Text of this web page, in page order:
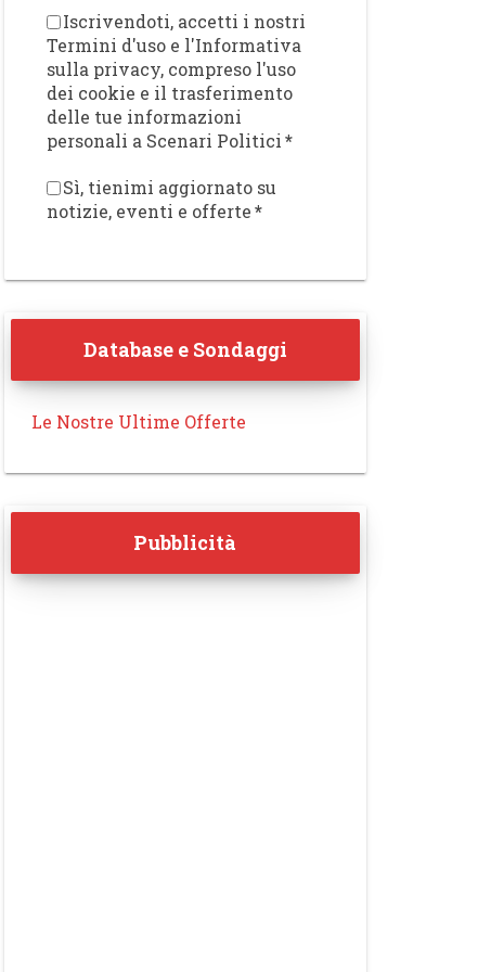
Iscrivendoti, accetti i nostri
Termini d'uso e l'Informativa
sulla privacy, compreso l'uso
dei cookie e il trasferimento
delle tue informazioni
personali a Scenari Politici*
Sì, tienimi aggiornato su
notizie, eventi e offerte*
Database e Sondaggi
Le Nostre Ultime Offerte
Pubblicità